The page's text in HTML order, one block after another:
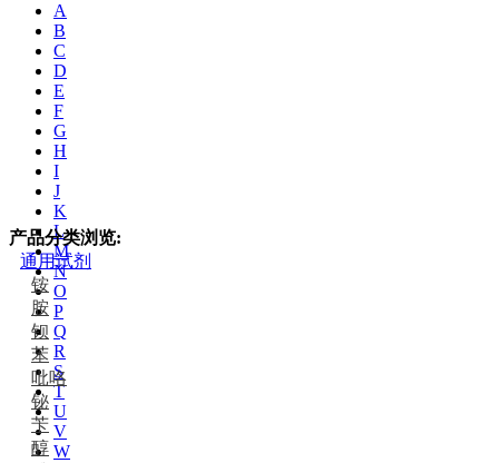
A
B
C
D
E
F
G
H
I
J
K
L
M
N
O
P
Q
R
S
T
U
V
W
产品分类浏览:
通用试剂
铵
胺
钡
苯
吡咯
铋
苄
醇